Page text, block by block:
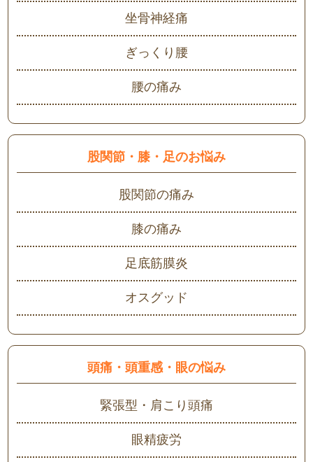
坐骨神経痛
ぎっくり腰
腰の痛み
股関節・膝・足のお悩み
股関節の痛み
膝の痛み
足底筋膜炎
オスグッド
頭痛・頭重感・眼の悩み
緊張型・肩こり頭痛
眼精疲労